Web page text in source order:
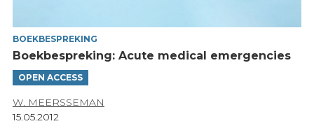
BOEKBESPREKING
Boekbespreking: Acute medical emergencies
OPEN ACCESS
W. MEERSSEMAN
15.05.2012